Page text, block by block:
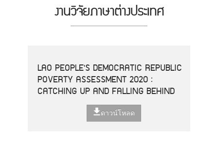
งานวิจัยภาษาต่างประเทศ
LAO PEOPLE'S DEMOCRATIC REPUBLIC
POVERTY ASSESSMENT 2020 :
CATCHING UP AND FALLING BEHIND
ดาวน์โหลด